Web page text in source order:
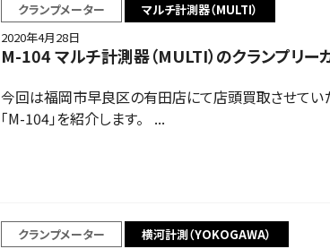
クランプメーター
マルチ計測器（MULTI）
2020年4月28日
M-104 マルチ計測器（MULTI）のクランプリー
今回は福岡市早良区の有田店にて店頭買取させてい
「M-104」を紹介します。 ...
クランプメーター
横河計測（YOKOGAWA）